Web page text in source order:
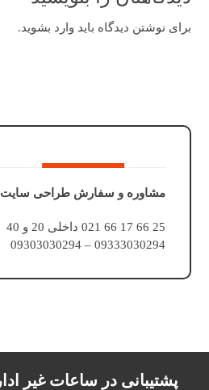
برای نوشتن دیدگاه باید وارد بشوید.
مشاوره و سفارش طراحی سایت
25 66 17 66 021 داخلی 20 و 40
09333030294 – 09303030294